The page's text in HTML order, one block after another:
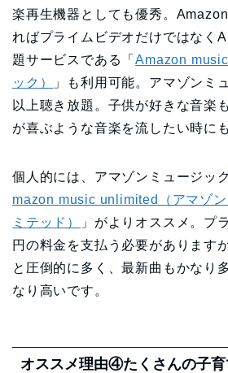
楽再生機器としても優秀。
ればプライムビデオだけではなく
題サービスである「Amazon
ック）
」も利用可能。アマゾンミ
以上聴き放題。子供が好きな音楽
が喜ぶような音楽を流したい時に
個人的には、アマゾンミュージッ
mazon music unlimited（アマゾン
ミテッド）
」がよりオススメ。プ
円の料金を支払う必要があります
と圧倒的に多く、最新曲もかなり
なり高いです。
オススメ理由④たくさんの子